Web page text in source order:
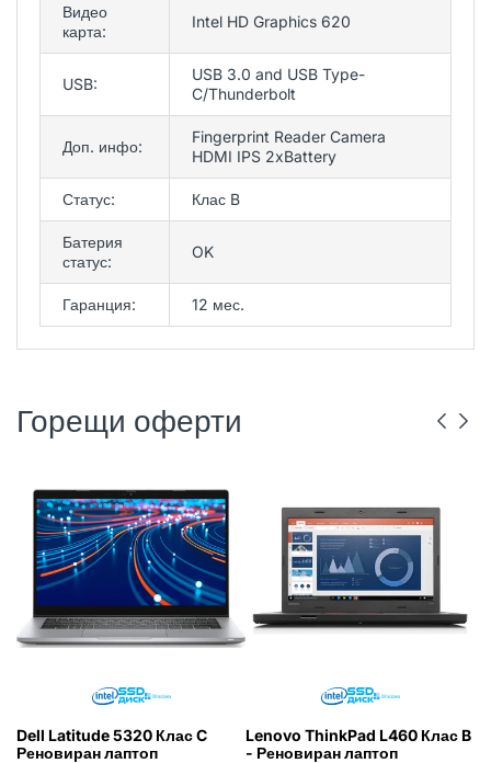
Видео
карта:
Intel HD Graphics 620
USB:
USB 3.0 and USB Type-
C/Thunderbolt
Доп. инфо:
Fingerprint Reader Camera
HDMI IPS 2xBattery
Статус: Клас B
Батерия
статус:
OK
Гаранция: 12 мес.
Горещи оферти
Dell Latitude 5320 Клас C
Реновиран лаптоп
Lenovo ThinkPad L460 Клас B
- Реновиран лаптоп